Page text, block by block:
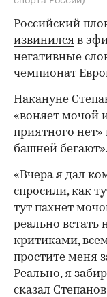
Российский
извинился в
негативные
чемпионат
Накануне
«воняет мочой
приятного
башней бегают».
«Вчера я дал
спросили, как
тут пахнет
реально
критиками,
простите меня
Реально, я
сказал